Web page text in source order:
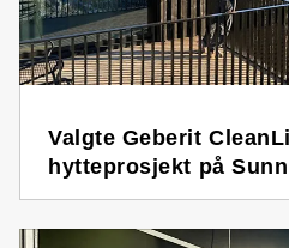
Valgte Geberit
hytteprosjekt på